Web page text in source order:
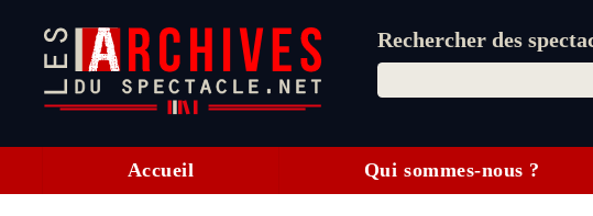
Rechercher des
Accueil Qui sommes-nous ?